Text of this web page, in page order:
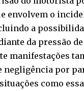
envolvem o
a
da pressão
manifestações
negligência por
como